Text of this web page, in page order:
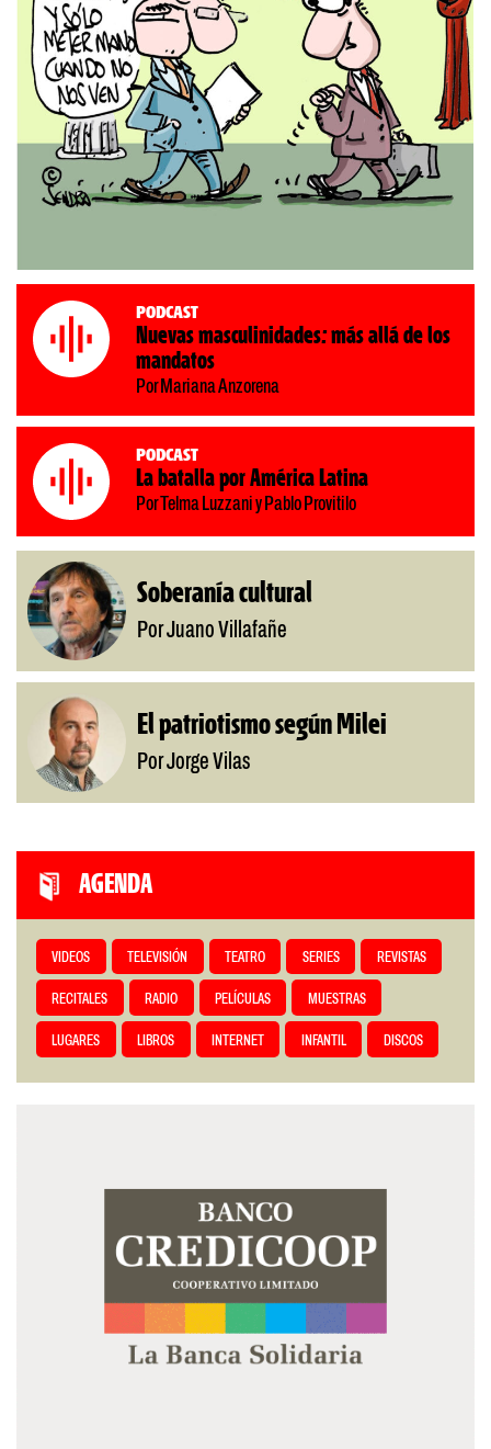
Podcast
Nuevas masculinidades: más allá de los
mandatos
Por Mariana Anzorena
Podcast
La batalla por América Latina
Por Telma Luzzani y Pablo Provitilo
Soberanía cultural
Por Juano Villafañe
El patriotismo según Milei
Por Jorge Vilas
AGENDA
VIDEOS TELEVISIÓN TEATRO SERIES REVISTAS
RECITALES RADIO PELÍCULAS MUESTRAS
LUGARES LIBROS INTERNET INFANTIL DISCOS